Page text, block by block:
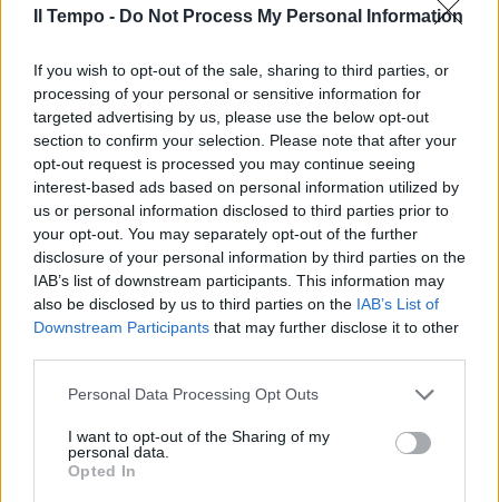
Il Tempo - Do Not Process My Personal Information
If you wish to opt-out of the sale, sharing to third parties, or
processing of your personal or sensitive information for
targeted advertising by us, please use the below opt-out
section to confirm your selection. Please note that after your
opt-out request is processed you may continue seeing
interest-based ads based on personal information utilized by
us or personal information disclosed to third parties prior to
your opt-out. You may separately opt-out of the further
disclosure of your personal information by third parties on the
IAB’s list of downstream participants. This information may
also be disclosed by us to third parties on the IAB’s List of
Downstream Participants that may further disclose it to other
Personal Data Processing Opt Outs
I want to opt-out of the Sharing of my
personal data.
Opted In
In evidenza